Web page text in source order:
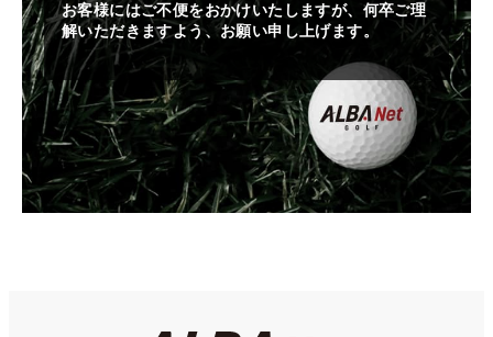
お客様にはご不便をおかけいたしますが、何卒ご理
解いただきますよう、お願い申し上げます。